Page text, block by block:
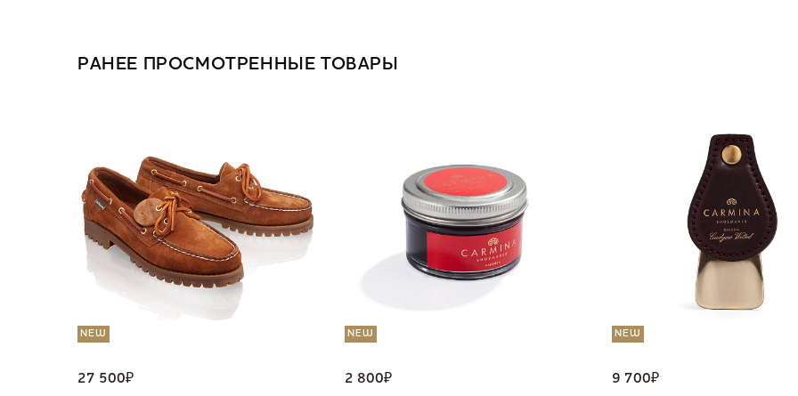
РАНЕЕ ПРОСМОТРЕННЫЕ ТОВАРЫ
NEW
27 500₽
NEW
2 800₽
NEW
9 700₽